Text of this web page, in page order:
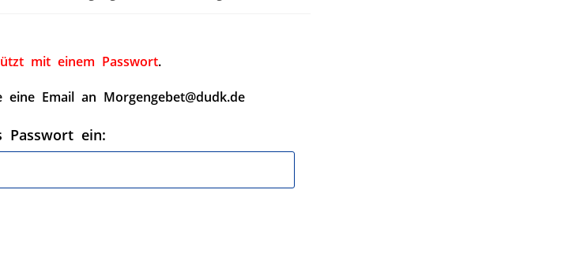
mit einem Passwort.
Email an Morgengebet@dudk.de
Passwort ein: